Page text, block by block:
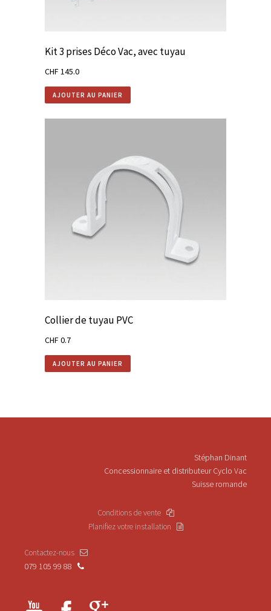
Kit 3 prises Déco Vac, avec tuyau
CHF145.0
AJOUTER AU PANIER
Collier de tuyau PVC
CHF0.7
AJOUTER AU PANIER
Stéphan Dinant
Concessionnaire et distributeur Cyclo Vac
Suisse romande
Conditions de vente
Planifiez votre installation
Contactez-nous
079 105 99 88